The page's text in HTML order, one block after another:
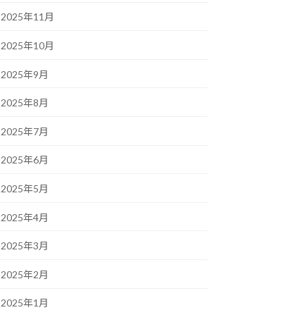
2025年11月
2025年10月
2025年9月
2025年8月
2025年7月
2025年6月
2025年5月
2025年4月
2025年3月
2025年2月
2025年1月